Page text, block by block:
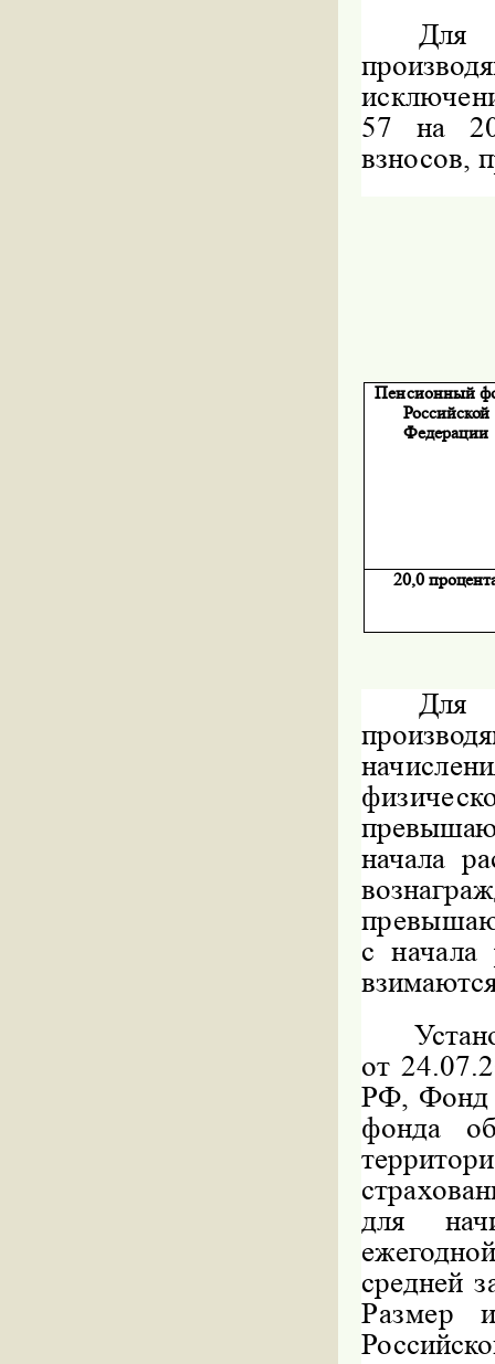
Для
57 на
взносов,
Пенсионный
Российской
Федерации
20,0
Для
начала
с начала
от
РФ, Фонд
фонда
для
средней
Размер